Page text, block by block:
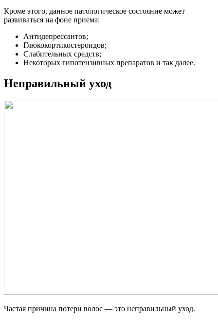
Кроме этого, данное патологическое состояние может
развиваться на фоне приема:
Антидепрессантов;
Глюкокортикостероидов;
Слабительных средств;
Некоторых гипотензивных препаратов и так далее.
Неправильный уход
Частая причина потери волос — это неправильный уход.